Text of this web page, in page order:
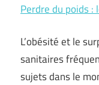
Perdre du poids
L’obésité et le
sanitaires
sujets dans le